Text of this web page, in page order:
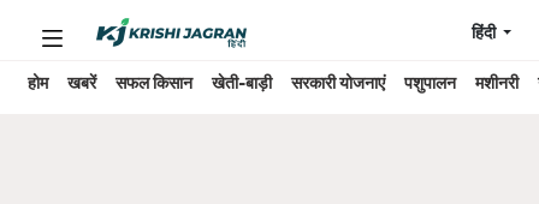
होम खबरें सफल किसान खेती-बाड़ी सरकारी योजनाएं पशुपालन मशीनरी
हिंदी